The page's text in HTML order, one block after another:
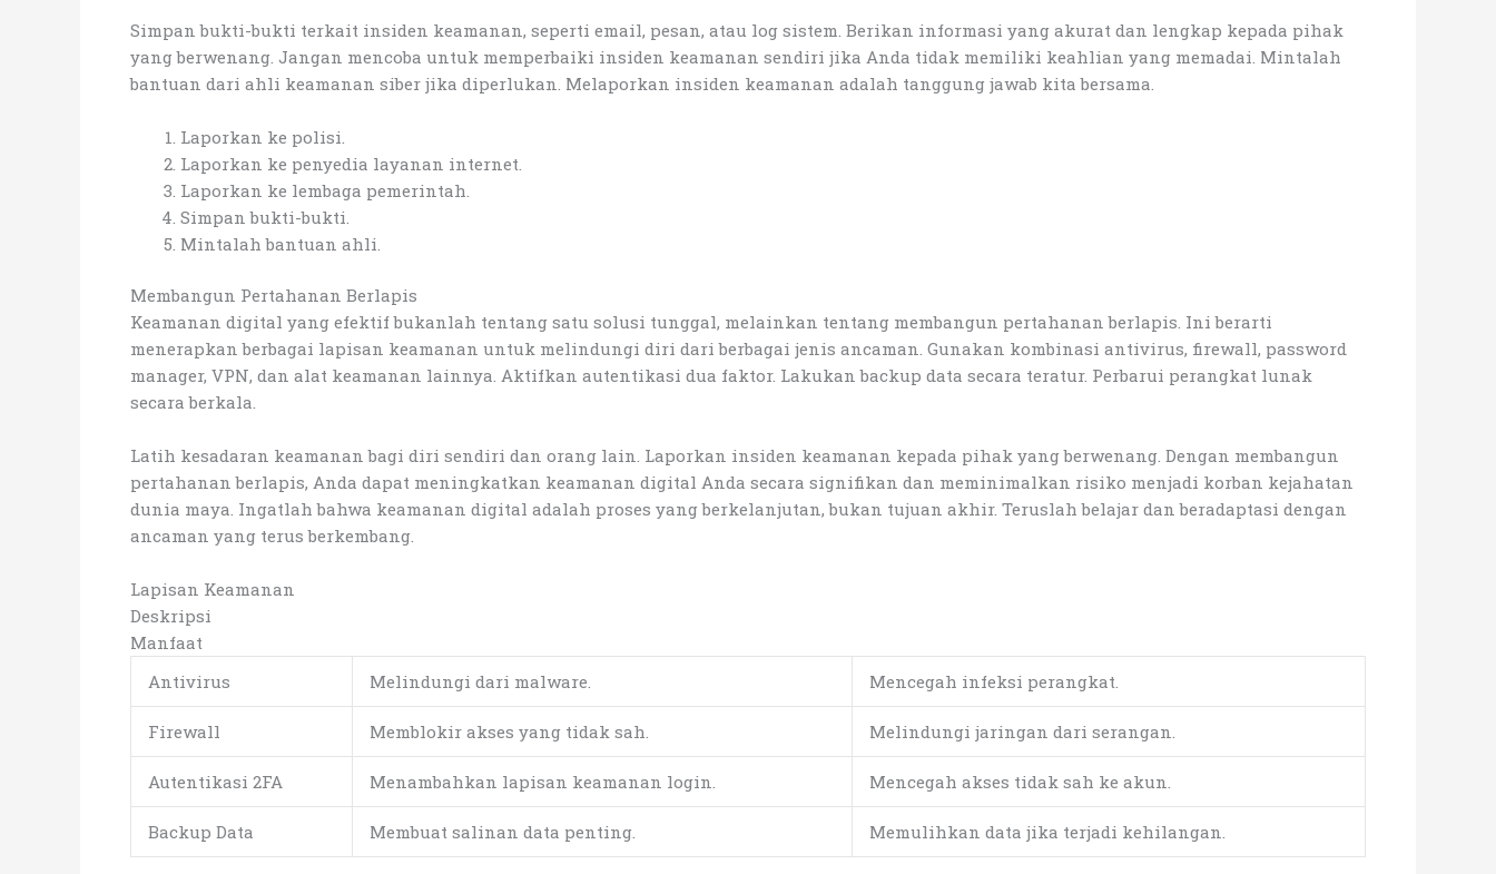
Simpan bukti-bukti terkait insiden keamanan, seperti email, pesan, atau log sistem. Berikan informasi yang akurat dan lengkap kepada pihak
yang berwenang. Jangan mencoba untuk memperbaiki insiden keamanan sendiri jika Anda tidak memiliki keahlian yang memadai. Mintalah
bantuan dari ahli keamanan siber jika diperlukan. Melaporkan insiden keamanan adalah tanggung jawab kita bersama.
Laporkan ke polisi.
Laporkan ke penyedia layanan internet.
Laporkan ke lembaga pemerintah.
Simpan bukti-bukti.
Mintalah bantuan ahli.
Membangun Pertahanan Berlapis
Keamanan digital yang efektif bukanlah tentang satu solusi tunggal, melainkan tentang membangun pertahanan berlapis. Ini berarti
menerapkan berbagai lapisan keamanan untuk melindungi diri dari berbagai jenis ancaman. Gunakan kombinasi antivirus, firewall, password
manager, VPN, dan alat keamanan lainnya. Aktifkan autentikasi dua faktor. Lakukan backup data secara teratur. Perbarui perangkat lunak
secara berkala.
Latih kesadaran keamanan bagi diri sendiri dan orang lain. Laporkan insiden keamanan kepada pihak yang berwenang. Dengan membangun
pertahanan berlapis, Anda dapat meningkatkan keamanan digital Anda secara signifikan dan meminimalkan risiko menjadi korban kejahatan
dunia maya. Ingatlah bahwa keamanan digital adalah proses yang berkelanjutan, bukan tujuan akhir. Teruslah belajar dan beradaptasi dengan
ancaman yang terus berkembang.
Lapisan Keamanan
Deskripsi
Manfaat
Antivirus
Melindungi dari malware. Mencegah infeksi perangkat.
Firewall Memblokir akses yang tidak sah. Melindungi jaringan dari serangan.
Autentikasi 2FA Menambahkan lapisan keamanan login. Mencegah akses tidak sah ke akun.
Backup Data Membuat salinan data penting. Memulihkan data jika terjadi kehilangan.